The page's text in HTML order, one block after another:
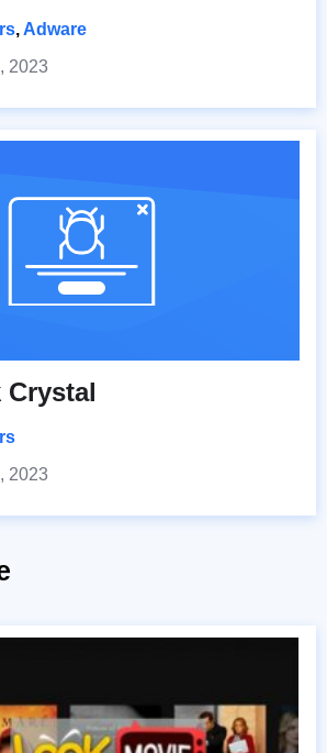
, Adware
2023
Crystal
2023